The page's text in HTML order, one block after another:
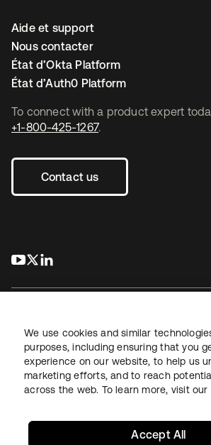
To connect with a product expert
+1-800-425-1267.
Contact us
s’ouvre dans un nouvel onglet
s’ouvre dans un nouvel onglet
Aide et support
Nous contacter
État d’Okta Platform
État d’Auth0 Platform
JuridiquePolitique de confidentialité
Conditions d’utilisation du siteSécurité
Paramètres des cookies
We use cookies and similar
purposes, including ensuring that you
experience on our website, to help us
marketing efforts, and to reach
across the web. To learn more, visit our
Accept All